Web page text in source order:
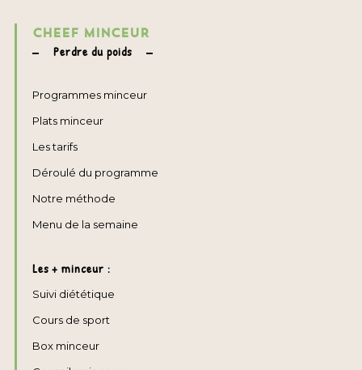
CHEEF MINCEUR
Perdre du poids
Programmes minceur
Plats minceur
Les tarifs
Déroulé du programme
Notre méthode
Menu de la semaine
Les + minceur :
Suivi diététique
Cours de sport
Box minceur